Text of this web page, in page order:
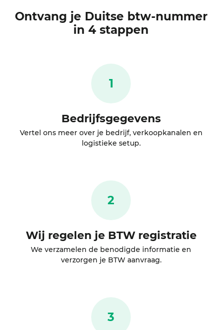
Ontvang je Duitse btw-nummer
in 4 stappen
1
Bedrijfsgegevens
Vertel ons meer over je bedrijf, verkoopkanalen en
logistieke setup.
2
Wij regelen je BTW registratie
We verzamelen de benodigde informatie en
verzorgen je BTW aanvraag.
3